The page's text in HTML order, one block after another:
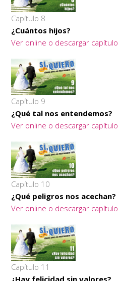
Capítulo 8
¿Cuántos hijos?
Ver online o descargar capítulo
Capítulo 9
¿Qué tal nos entendemos?
Ver online o descargar capítulo
Capítulo 10
¿Qué peligros nos acechan?
Ver online o descargar capítulo
Capítulo 11
¿Hay felicidad sin valores?